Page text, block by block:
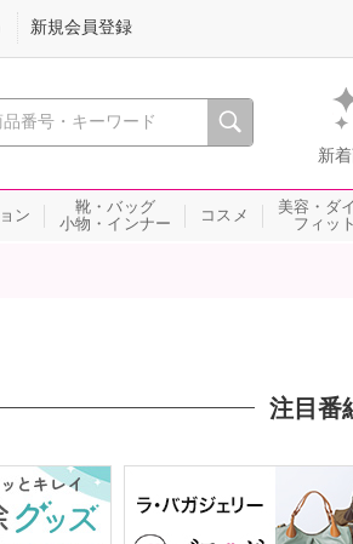
心おどる、瞬間を。通販・テレビショ
新
新規会員登録
ン
靴・バッグ
小物・インナー
コスメ
美容・ダ
フィッ
注目